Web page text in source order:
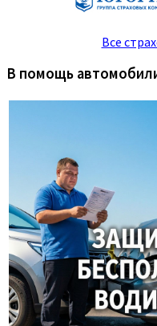
Все
В помощь